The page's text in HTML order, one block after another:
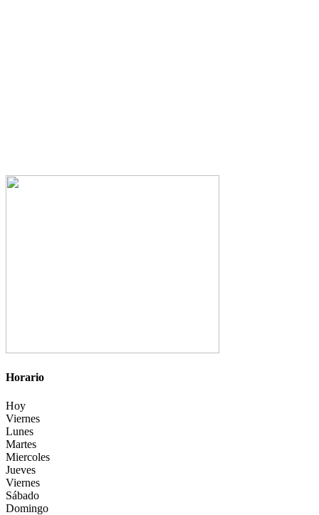
Horario
Hoy
Viernes
Lunes
Martes
Miercoles
Jueves
Viernes
Sábado
Domingo